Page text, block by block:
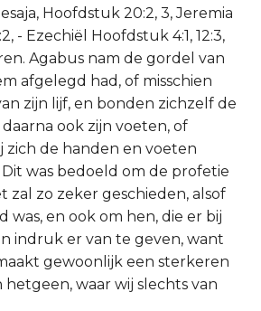
Hoofdstuk 20:2, 3, Jeremia
- Ezechiël Hoofdstuk 4:1, 12:3,
Agabus nam de gordel van
afgelegd had, of misschien
zijn lijf, en bonden zichzelf de
ook zijn voeten, of
zich de handen en voeten
was bedoeld om de profetie
zal zo zeker geschieden, alsof
was, en ook om hen, die er bij
indruk er van te geven, want
gewoonlijk een sterkeren
waar wij slechts van